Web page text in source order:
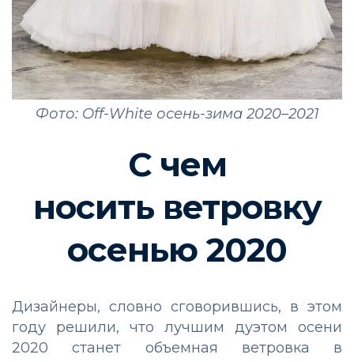
Фото: Off-White осень-зима 2020–2021
С чем
носитьветровку
осенью 2020
Дизайнеры, словно сговорившись, в этом
году решили, что лучшим дуэтом осени
2020 станет объемная ветровка в